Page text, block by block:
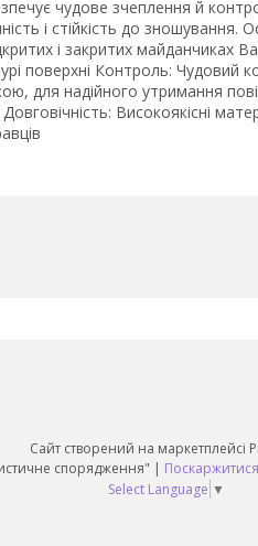
чудове зчеплення й
і стійкість до зношування.
і закритих майданчиках
поверхні Контроль: Чудовий
для надійного утримання
Високоякісні
Сайт створений на маркетплейсі
Daruy Інтернет Магазин "Туристичне спорядження" |
Select Language ▼